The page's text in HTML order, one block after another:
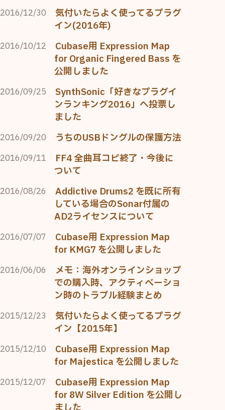
2016/12/30
気付いたらよく使ってるプラグ
イン(2016年)
2016/10/12
Cubase用 Expression Map
for Organic Fingered Bass を
公開しました
2016/09/25
SynthSonic「好きなプラグイ
ンランキング2016」へ投票し
ました
2016/09/20 うちのUSBドングルの保護方法
2016/09/11
FF4 全曲耳コピ終了・今後に
ついて
2016/08/26
Addictive Drums2 を既に所有
している場合のSonar付属の
AD2ライセンスについて
2016/07/07
Cubase用 Expression Map
for KMG7 を公開しました
2016/06/06
メモ：海外オンラインショップ
での購入時、アクティベーショ
ン時のトラブル経験まとめ
2015/12/23
気付いたらよく使ってるプラグ
イン【2015年】
2015/12/10
Cubase用 Expression Map
for Majestica を公開しました
2015/12/07
Cubase用 Expression Map
for 8W Silver Edition を公開し